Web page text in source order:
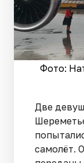
Фото:
Две
самолёт.